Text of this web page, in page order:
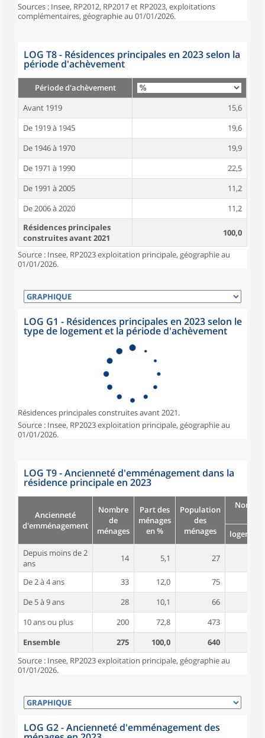
Sources : Insee, RP2012, RP2017 et RP2023, exploitations
complémentaires, géographie au 01/01/2026.
LOG T8 - Résidences principales en 2023 selon la
période d'achèvement
Période d'achèvement
Avant 1919
15,6
De 1919 à 1945
19,6
De 1946 à 1970
19,9
De 1971 à 1990
22,5
De 1991 à 2005
11,2
De 2006 à 2020
11,2
Résidences principales
construites avant 2021
100,0
Source : Insee, RP2023 exploitation principale, géographie au
01/01/2026.
LOG G1 - Résidences principales en 2023 selon le
type de logement et la période d'achèvement
Résidences principales construites avant 2021.
Source : Insee, RP2023 exploitation principale, géographie au
01/01/2026.
LOG T9 - Ancienneté d'emménagement dans la
résidence principale en 2023
Ancienneté
d'emménagement
Nombre
de
ménages
Part des
ménages
en %
Population
des
ménages
logement
Depuis moins de 2
ans
14 5,1 27
De 2 à 4 ans 33 12,0 75
De 5 à 9 ans
28 10,1 66
10 ans ou plus
200 72,8 473
Ensemble
275 100,0 640
Source : Insee, RP2023 exploitation principale, géographie au
01/01/2026.
LOG G2 - Ancienneté d'emménagement des